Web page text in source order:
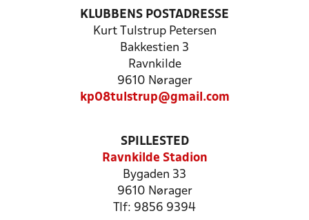
KLUBBENS POSTADRESSE
Kurt Tulstrup Petersen
Bakkestien 3
Ravnkilde
9610 Nørager
kp08tulstrup@gmail.com
SPILLESTED
Ravnkilde Stadion
Bygaden 33
9610 Nørager
Tlf: 9856 9394